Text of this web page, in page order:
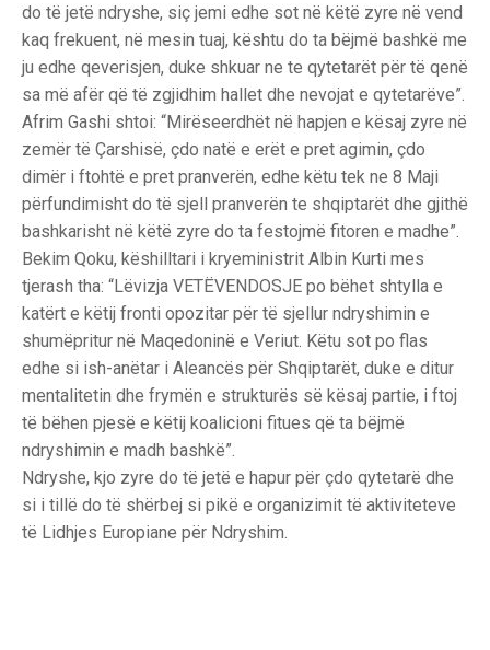
do të jetë ndryshe, siç jemi edhe sot në këtë zyre në vend
kaq frekuent, në mesin tuaj, kështu do ta bëjmë bashkë me
ju edhe qeverisjen, duke shkuar ne te qytetarët për të qenë
sa më afër që të zgjidhim hallet dhe nevojat e qytetarëve”.
Afrim Gashi shtoi: “Mirëseerdhët në hapjen e kësaj zyre në
zemër të Çarshisë, çdo natë e erët e pret agimin, çdo
dimër i ftohtë e pret pranverën, edhe këtu tek ne 8 Maji
përfundimisht do të sjell pranverën te shqiptarët dhe gjithë
bashkarisht në këtë zyre do ta festojmë fitoren e madhe”.
Bekim Qoku, këshilltari i kryeministrit Albin Kurti mes
tjerash tha: “Lëvizja VETËVENDOSJE po bëhet shtylla e
katërt e këtij fronti opozitar për të sjellur ndryshimin e
shumëpritur në Maqedoninë e Veriut. Këtu sot po flas
edhe si ish-anëtar i Aleancës për Shqiptarët, duke e ditur
mentalitetin dhe frymën e strukturës së kësaj partie, i ftoj
të bëhen pjesë e këtij koalicioni fitues që ta bëjmë
ndryshimin e madh bashkë”.
Ndryshe, kjo zyre do të jetë e hapur për çdo qytetarë dhe
si i tillë do të shërbej si pikë e organizimit të aktiviteteve
të Lidhjes Europiane për Ndryshim.